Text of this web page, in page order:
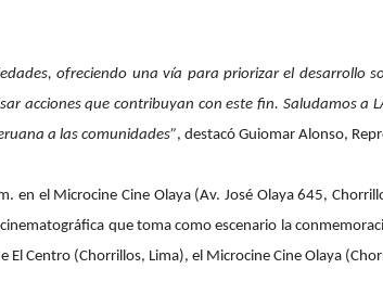
ofreciendo una vía para priorizar el desarrollo
acciones que contribuyan con este fin. Saludamos
a las comunidades”, destacó Guiomar Alonso,
en el Microcine Cine Olaya (Av. José Olaya 645,
que toma como escenario la
Centro (Chorrillos, Lima), el Microcine Cine Olaya